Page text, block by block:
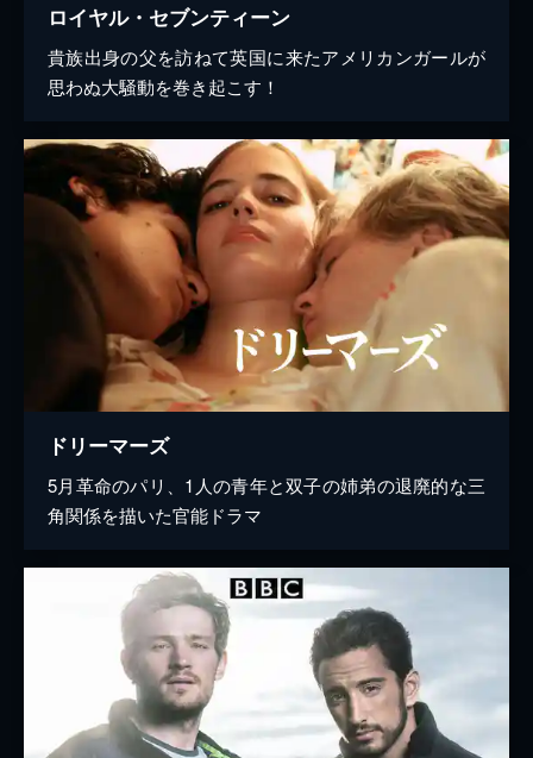
ロイヤル・セブンティーン
貴族出身の父を訪ねて英国に来たアメリカンガールが
思わぬ大騒動を巻き起こす！
ドリーマーズ
5月革命のパリ、1人の青年と双子の姉弟の退廃的な三
角関係を描いた官能ドラマ